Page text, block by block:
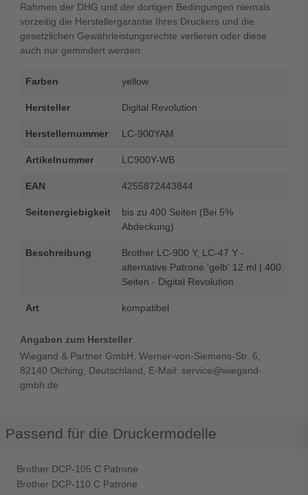
Rahmen der DHG und der dortigen Bedingungen niemals
vorzeitig die Herstellergarantie Ihres Druckers und die
gesetzlichen Gewährleistungsrechte verlieren oder diese
auch nur gemindert werden.
Farben yellow
Hersteller Digital Revolution
Herstellernummer LC-900YAM
Artikelnummer LC900Y-WB
EAN 4255872443844
Seitenergiebigkeit
bis zu 400 Seiten (Bei 5%
Abdeckung)
Beschreibung
Brother LC-900 Y, LC-47 Y -
alternative Patrone 'gelb' 12 ml | 400
Seiten - Digital Revolution
Art kompatibel
Angaben zum Hersteller
Wiegand & Partner GmbH, Werner-von-Siemens-Str. 6,
82140 Olching, Deutschland, E-Mail: service@wiegand-
gmbh.de
Passend für die Druckermodelle
Brother DCP-105 C Patrone
Brother DCP-110 C Patrone